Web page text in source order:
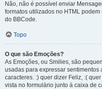
Não, não é possível enviar
formatos utilizados no HTML
do BBCode.
Topo
O que são Emoções?
As Emoções, ou Smilies, são
usadas para expressar
caracteres. :) quer dizer Feliz, :(
vista no formulário junto à caixa de